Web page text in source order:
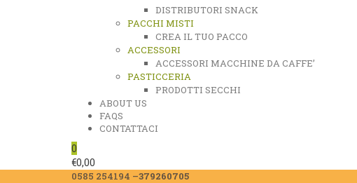
DISTRIBUTORI SNACK
PACCHI MISTI
CREA IL TUO PACCO
ACCESSORI
ACCESSORI MACCHINE DA CAFFE’
PASTICCERIA
PRODOTTI SECCHI
ABOUT US
FAQS
CONTATTACI
0
€0,00
0585 254194 –379260705